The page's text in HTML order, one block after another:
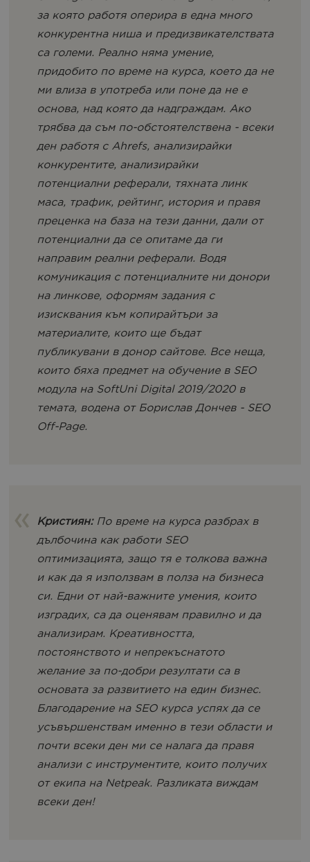
за която работя оперира в една много
конкурентна ниша и предизвикателствата
са големи. Реално няма умение,
придобито по време на курса, което да не
ми влиза в употреба или поне да не е
основа, над която да надграждам. Ако
трябва да съм по-обстоятелствена - всеки
ден работя с Ahrefs, анализирайки
конкурентите, анализирайки
потенциални реферали, тяхната линк
маса, трафик, рейтинг, история и правя
преценка на база на тези данни, дали от
потенциални да се опитаме да ги
направим реални реферали. Водя
комуникация с потенциалните ни донори
на линкове, оформям задания с
изисквания към копирайтъри за
материалите, които ще бъдат
публикувани в донор сайтове. Все неща,
които бяха предмет на обучение в SEO
модула на SoftUni Digital 2019/2020 в
темата, водена от Борислав Дончев - SEO
Off-Pagе.
Кристиян:По време на курса разбрах в
дълбочина как работи SEO
оптимизацията, защо тя е толкова важна
и как да я използвам в полза на бизнеса
си. Едни от най-важните умения, които
изградих, са да оценявам правилно и да
анализирам. Креативността,
постоянството и непрекъснатото
желание за по-добри резултати са в
основата за развитието на един бизнес.
Благодарение на SEO курса успях да се
усъвършенствам именно в тези области и
почти всеки ден ми се налага да правя
анализи с инструментите, които получих
от екипа на Netpeak. Разликата виждам
всеки ден!